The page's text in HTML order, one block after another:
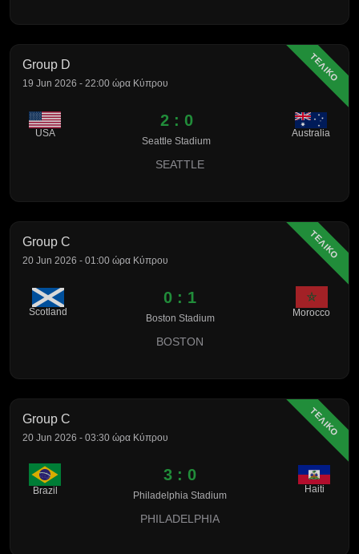
ΤΕΛΙΚΟ
Group D
19 Jun 2026 - 22:00 ώρα Κύπρου
USA
2 : 0
Seattle Stadium
Australia
SEATTLE
ΤΕΛΙΚΟ
Group C
20 Jun 2026 - 01:00 ώρα Κύπρου
Scotland
0 : 1
Boston Stadium
Morocco
BOSTON
ΤΕΛΙΚΟ
Group C
20 Jun 2026 - 03:30 ώρα Κύπρου
Brazil
3 : 0
Philadelphia Stadium
Haiti
PHILADELPHIA